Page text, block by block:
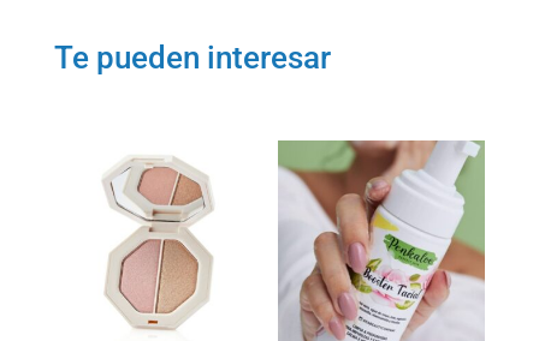
Te pueden interesar